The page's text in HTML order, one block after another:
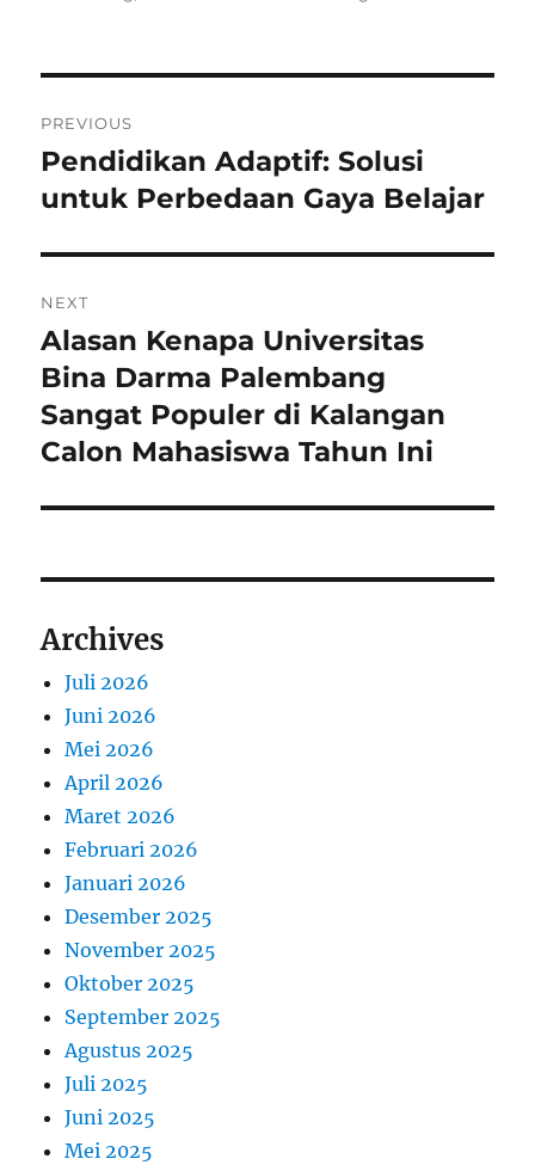
pos
PREVIOUS
Previous
post:
Pendidikan Adaptif: Solusi
untuk Perbedaan Gaya Belajar
NEXT
Next
post:
Alasan Kenapa Universitas
Bina Darma Palembang
Sangat Populer di Kalangan
Calon Mahasiswa Tahun Ini
Archives
Juli 2026
Juni 2026
Mei 2026
April 2026
Maret 2026
Februari 2026
Januari 2026
Desember 2025
November 2025
Oktober 2025
September 2025
Agustus 2025
Juli 2025
Juni 2025
Mei 2025